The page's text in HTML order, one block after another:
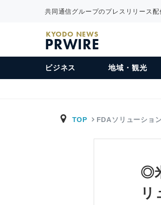
共同通信グループのプレスリリース配
KYODO NEWS
PRWIRE
ビジネス 地域・観光
TOP FDAソリューショ
◎
リ